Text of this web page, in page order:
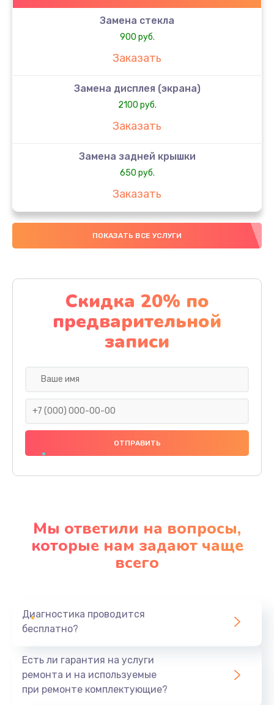
Замена стекла
900 руб.
Заказать
Замена дисплея (экрана)
2100 руб.
Заказать
Замена задней крышки
650 руб.
Заказать
Замена аккумулятора
4000 руб.
Замена материнской платы
1100 руб.
Заказать
Замена праймера
1000 руб.
Заказать
Профилактическая чистка
Заказать
ПОКАЗАТЬ ВСЕ УСЛУГИ
Скидка 20% по
предварительной
записи
Мы ответили на вопросы,
которые нам задают чаще
всего
Диагностика проводится
бесплатно?
Есть ли гарантия на услуги
ремонта и на используемые
при ремонте комплектующие?